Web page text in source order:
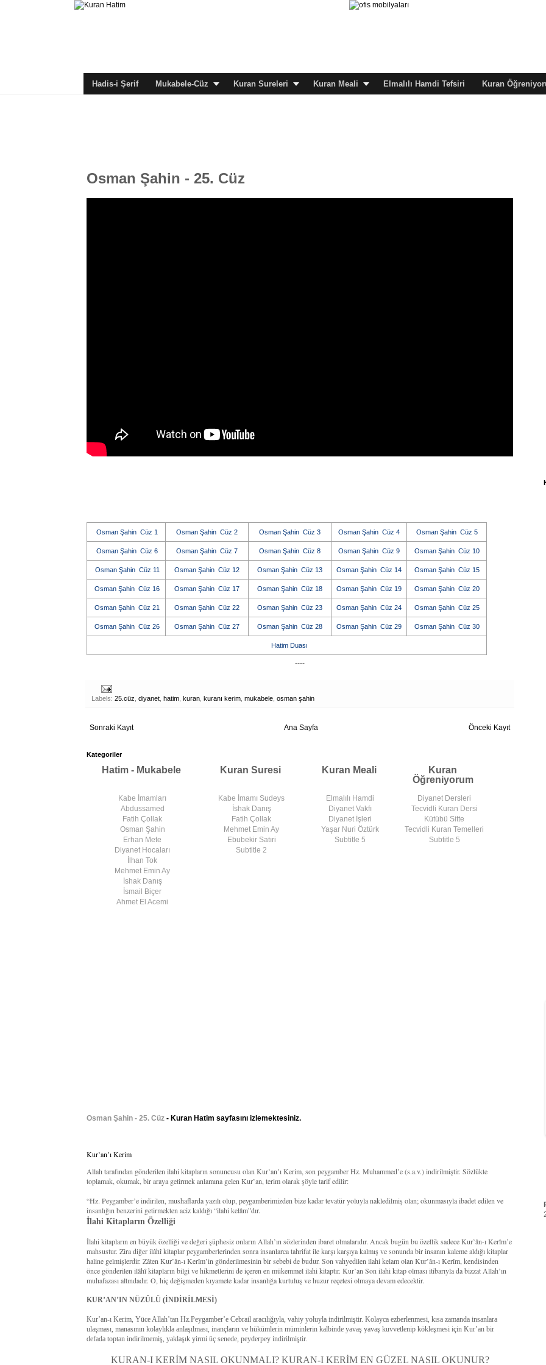
Hadis-i Şerif Mukabele-Cüz Kuran Sureleri Kuran Meali Elmalılı Hamdi Tefsiri Kuran
Osman Şahin - 25. Cüz
Osman Şahin Cüz 1 Osman Şahin Cüz 2 Osman Şahin Cüz 3 Osman Şahin Cüz 4 Osman Şahin Cüz 5
Osman Şahin Cüz 6 Osman Şahin Cüz 7 Osman Şahin Cüz 8 Osman Şahin Cüz 9 Osman Şahin Cüz 10
Osman Şahin Cüz 11 Osman Şahin Cüz 12 Osman Şahin Cüz 13 Osman Şahin Cüz 14 Osman Şahin Cüz 15
Osman Şahin Cüz 16 Osman Şahin Cüz 17 Osman Şahin Cüz 18 Osman Şahin Cüz 19 Osman Şahin Cüz 20
Osman Şahin Cüz 21 Osman Şahin Cüz 22 Osman Şahin Cüz 23 Osman Şahin Cüz 24 Osman Şahin Cüz 25
Osman Şahin Cüz 26 Osman Şahin Cüz 27 Osman Şahin Cüz 28 Osman Şahin Cüz 29 Osman Şahin Cüz 30
Hatim Duası
----
Labels: 25.cüz diyanet hatim kuran kuranı kerim mukabele osman şahin
Sonraki Kayıt Önceki Kayıt
Ana Sayfa
Kategoriler
Hatim - Mukabele Kuran Suresi Kuran Meali
Kuran
Öğreniyorum
Kabe İmamları
Abdussamed
Fatih Çollak
Osman Şahin
Erhan Mete
Diyanet Hocaları
İlhan Tok
Mehmet Emin Ay
İshak Danış
İsmail Biçer
Ahmet El Acemi
Kabe İmamı Sudeys
İshak Danış
Fatih Çollak
Mehmet Emin Ay
Ebubekir Satıri
Subtitle 2
Elmalılı Hamdi
Diyanet Vakfı
Diyanet İşleri
Yaşar Nuri Öztürk
Subtitle 5
Diyanet Dersleri
Tecvidli Kuran Dersi
Kütübü Sitte
Tecvidli Kuran Temelleri
Subtitle 5
Osman Şahin - 25. Cüz - Kuran Hatim sayfasını izlemektesiniz.
Kur’an’ı Kerim
Allah tarafından gönderilen ilahi kitapların sonuncusu olan Kur’an’ı Kerim, son peygamber Hz. Muhammed’e (s.a.v.) indirilmiştir. Sözlükte
toplamak, okumak, bir araya getirmek anlamına gelen Kur’an, terim olarak şöyle tarif edilir:
“Hz. Peygamber’e indirilen, mushaflarda yazılı olup, peygamberimizden bize kadar tevatür yoluyla nakledilmiş olan; okunmasıyla ibadet edilen ve
insanlığın benzerini getirmekten aciz kaldığı “ilahi kelâm”dır.
İlahi Kitapların Özelliği
İlahi kitapların en büyük özelliği ve değeri şüphesiz onların Allah’ın sözlerinden ibaret olmalarıdır. Ancak bugün bu özellik sadece Kur’ân-ı Kerîm’e
mahsustur. Zira diğer ilâhî kitaplar peygamberlerinden sonra insanlarca tahrifat ile karşı karşıya kalmış ve sonunda bir insanın kaleme aldığı kitaplar
haline gelmişlerdir. Zâten Kur’ân-ı Kerîm’in gönderilmesinin bir sebebi de budur. Son vahyedilen ilahi kelam olan Kur’ân-ı Kerîm, kendisinden
önce gönderilen ilâhî kitapların bilgi ve hikmetlerini de içeren en mükemmel ilahi kitaptır. Kur’an Son ilahi kitap olması itibarıyla da bizzat Allah’ın
muhafazası altındadır. O, hiç değişmeden kıyamete kadar insanlığa kurtuluş ve huzur reçetesi olmaya devam edecektir.
KUR’AN’IN NÜZÛLÜ (İNDİRİLMESİ)
Kur’an-ı Kerim, Yüce Allah’tan Hz.Peygamber’e Cebrail aracılığıyla, vahiy yoluyla indirilmiştir. Kolayca ezberlenmesi, kısa zamanda insanlara
ulaşması, manasının kolaylıkla anlaşılması, inançların ve hükümlerin müminlerin kalbinde yavaş yavaş kuvvetlenip kökleşmesi için Kur’an bir
defada toptan indirilmemiş, yaklaşık yirmi üç senede, peyderpey indirilmiştir.
KURAN-I KERİM NASIL OKUNMALI? KURAN-I KERİM EN GÜZEL NASIL OKUNUR?